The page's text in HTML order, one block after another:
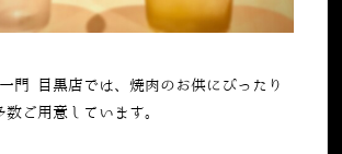
門 目黒店では、焼肉のお供にぴったり
ご用意しています。